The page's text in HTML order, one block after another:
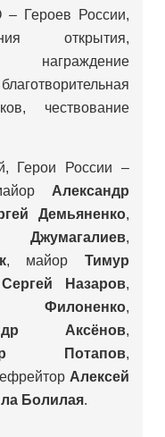
– Героев России,
открытия,
награждение
чествование
Герои России –
Александр
Демьяненко,
Джумагалиев,
, майор Тимур
Сергей Назаров,
Филоненко,
Аксёнов,
Потапов,
Алексей
Болилая.